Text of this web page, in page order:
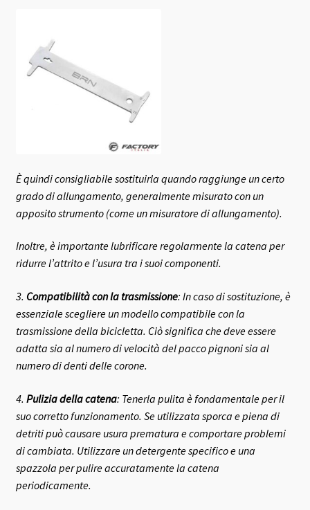
È quindi consigliabile sostituirla quando raggiunge un certo
grado di allungamento, generalmente misurato con un
apposito strumento (come un misuratore di allungamento).
Inoltre, è importante lubrificare regolarmente la catena per
ridurre l’attrito e l’usura tra i suoi componenti.
3. Compatibilità con la trasmissione: In caso di sostituzione, è
essenziale scegliere un modello compatibile con la
trasmissione della bicicletta. Ciò significa che deve essere
adatta sia al numero di velocità del pacco pignoni sia al
numero di denti delle corone.
4. Pulizia della catena: Tenerla pulita è fondamentale per il
suo corretto funzionamento. Se utilizzata sporca e piena di
detriti può causare usura prematura e comportare problemi
di cambiata. Utilizzare un detergente specifico e una
spazzola per pulire accuratamente la catena
periodicamente.